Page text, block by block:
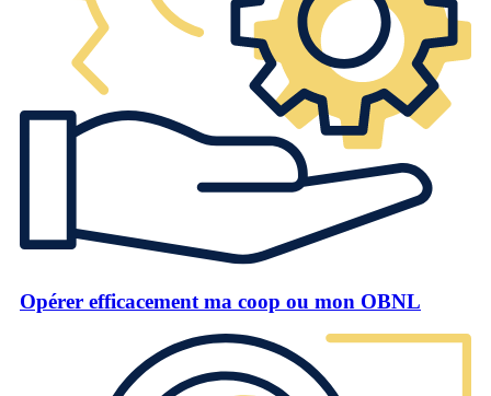
Opérer efficacement ma coop ou mon OBNL